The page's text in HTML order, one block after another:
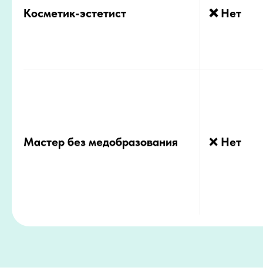
Косметик-эстетист ❌ Нет
Мастер без медобразования ❌ Нет